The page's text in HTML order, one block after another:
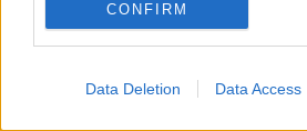
CONFIRM
Data Deletion Data Access